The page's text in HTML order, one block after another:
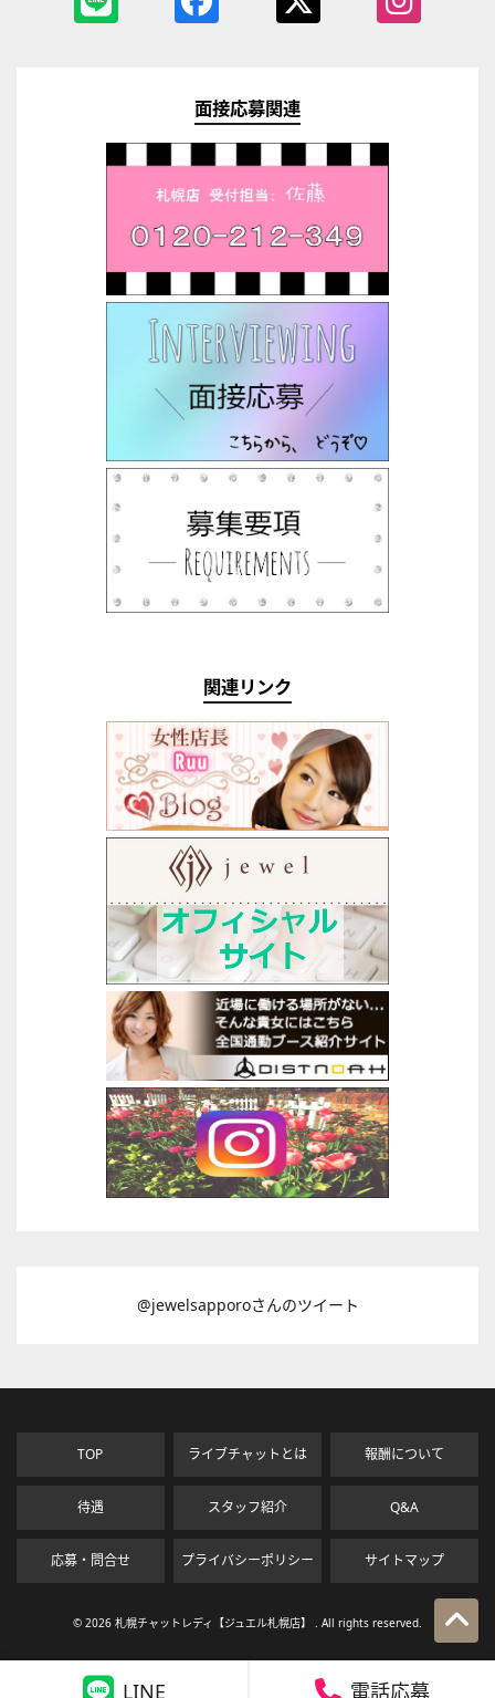
面接応募関連
関連リンク
@jewelsapporoさんのツイート
LINE 電話応募
TOP ライブチャットとは 報酬について
待遇 スタッフ紹介 Q&A
応募・問合せ プライバシーポリシー サイトマップ
© 2026 札幌チャットレディ【ジュエル札幌店】 . All rights reserved.